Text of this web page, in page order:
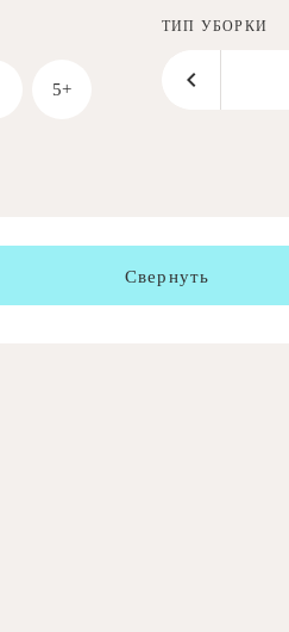
5+
ТИП УБОРКИ
Свернуть